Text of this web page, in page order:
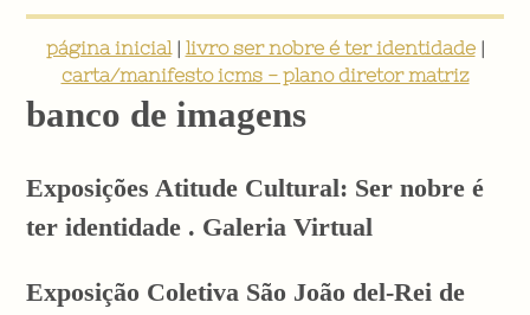
página inicial| livro ser nobre é ter identidade|
carta/manifesto icms - plano diretor matriz
banco de imagens
Exposições Atitude Cultural: Ser nobre é
ter identidade . Galeria Virtual
Exposição Coletiva São João del-Rei de